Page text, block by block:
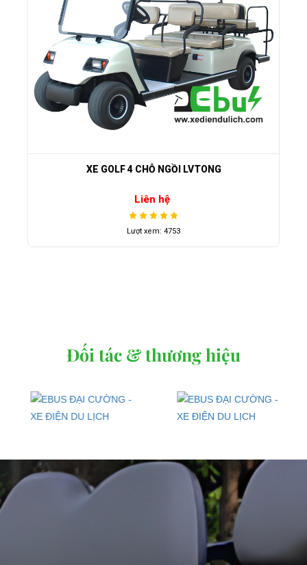
XE GOLF 4 CHỖ NGỒI LVTONG
Liên hệ
Lượt xem: 4753
Đối tác & thương hiệu